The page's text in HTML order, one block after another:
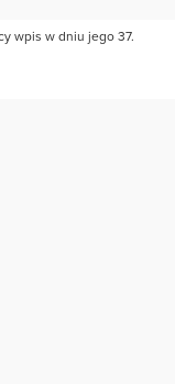
wpis w dniu jego 37.